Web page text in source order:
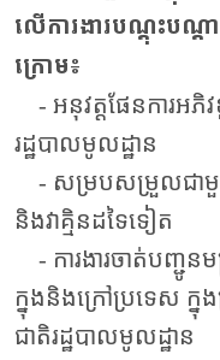
លើការងារបណ្តុះបណ្
ក្រោម៖
- អនុវត្តផែនការអភិ
រដ្ឋបាលមូលដ្ឋាន
- សម្របសម្រួលជាមួយ
និងវាគ្មិនដទៃទៀត
- ការងារចាត់បញ្ជូន
ក្នុងនិងក្រៅប្រទេស ក្
ជាតិរដ្ឋបាលមូលដ្ឋាន